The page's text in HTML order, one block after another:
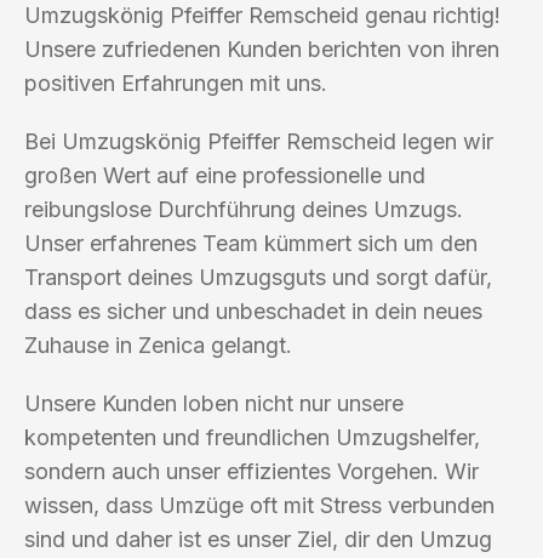
Umzugskönig Pfeiffer Remscheid genau richtig!
Unsere zufriedenen Kunden berichten von ihren
positiven Erfahrungen mit uns.
Bei Umzugskönig Pfeiffer Remscheid legen wir
großen Wert auf eine professionelle und
reibungslose Durchführung deines Umzugs.
Unser erfahrenes Team kümmert sich um den
Transport deines Umzugsguts und sorgt dafür,
dass es sicher und unbeschadet in dein neues
Zuhause in Zenica gelangt.
Unsere Kunden loben nicht nur unsere
kompetenten und freundlichen Umzugshelfer,
sondern auch unser effizientes Vorgehen. Wir
wissen, dass Umzüge oft mit Stress verbunden
sind und daher ist es unser Ziel, dir den Umzug